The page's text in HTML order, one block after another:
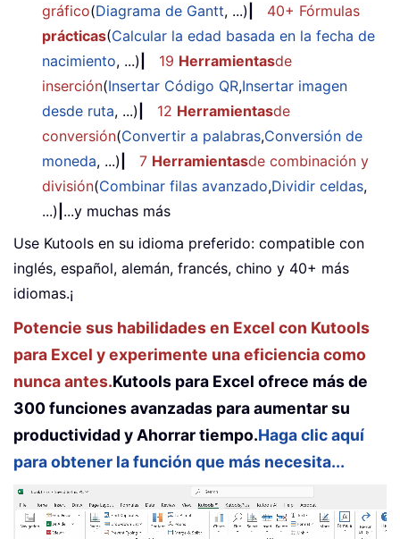
gráfico(Diagrama de Gantt, ...)
40+ Fórmulas
prácticas(Calcular la edad basada en la fecha de
nacimiento, ...) 19 Herramientasde
inserción(Insertar Código QR,Insertar imagen
desde ruta, ...) 12 Herramientasde
conversión(Convertir a palabras,Conversión de
moneda, ...) 7 Herramientasde combinación y
división(Combinar filas avanzado,Dividir celdas,
...) ...y muchas más
Use Kutools en su idioma preferido: compatible con
inglés, español, alemán, francés, chino y 40+ más
idiomas.¡
Potencie sus habilidades en Excel con Kutools
para Excel y experimente una eficiencia como
nunca antes.Kutools para Excel ofrece más de
300 funciones avanzadas para aumentar su
productividad y Ahorrar tiempo.Haga clic aquí
para obtener la función que más necesita...